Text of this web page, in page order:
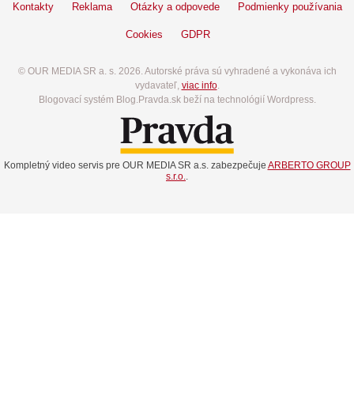
Kontakty Reklama Otázky a odpovede Podmienky používania
Cookies GDPR
© OUR MEDIA SR a. s. 2026. Autorské práva sú vyhradené a vykonáva ich
vydavateľ, viac info.
Blogovací systém Blog.Pravda.sk beží na technológií Wordpress.
Kompletný video servis pre OUR MEDIA SR a.s. zabezpečuje ARBERTO GROUP
s.r.o..